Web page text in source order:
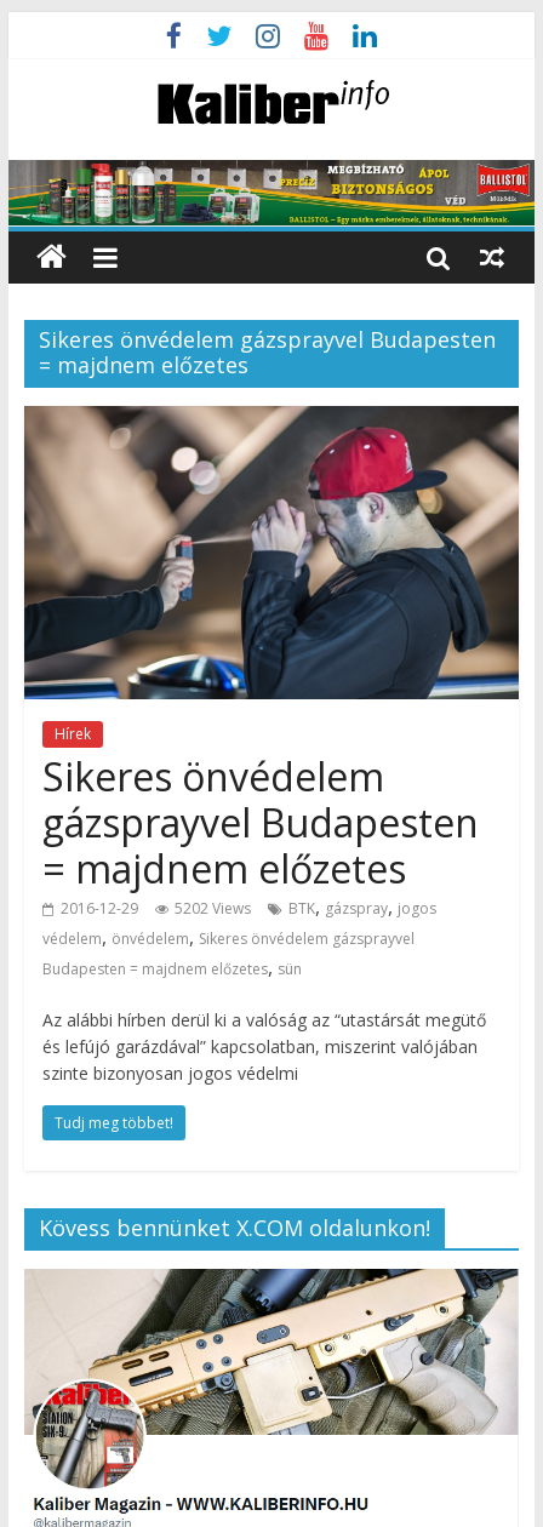
Sikeres önvédelem gázsprayvel Budapesten
= majdnem előzetes
Hírek
Sikeres önvédelem
gázsprayvel Budapesten
= majdnem előzetes
2016-12-29 5202 Views BTK, gázspray, jogos
védelem, önvédelem, Sikeres önvédelem gázsprayvel
Budapesten = majdnem előzetes, sün
Az alábbi hírben derül ki a valóság az “utastársát megütő
és lefújó garázdával” kapcsolatban, miszerint valójában
szinte bizonyosan jogos védelmi
Tudj meg többet!
Kövess bennünket X.COM oldalunkon!